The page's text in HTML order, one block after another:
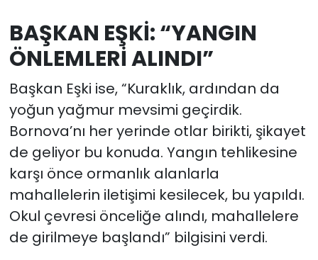
BAŞKAN EŞKİ: “YANGIN
ÖNLEMLERİ ALINDI”
Başkan Eşki ise, “Kuraklık, ardından da
yoğun yağmur mevsimi geçirdik.
Bornova’nı her yerinde otlar birikti, şikayet
de geliyor bu konuda. Yangın tehlikesine
karşı önce ormanlık alanlarla
mahallelerin iletişimi kesilecek, bu yapıldı.
Okul çevresi önceliğe alındı, mahallelere
de girilmeye başlandı” bilgisini verdi.